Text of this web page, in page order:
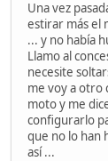
Una vez
estirar más el
... y no había
Llamo al
necesite
me voy a otro
moto y me
configurarlo
que no lo han
así ...